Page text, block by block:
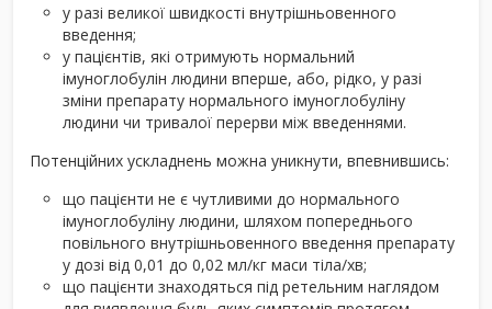
у разі великої швидкості внутрішньовенного
введення;
у пацієнтів, які отримують нормальний
імуноглобулін людини вперше, або, рідко, у разі
зміни препарату нормального імуноглобуліну
людини чи тривалої перерви між введеннями.
Потенційних ускладнень можна уникнути, впевнившись:
що пацієнти не є чутливими до нормального
імуноглобуліну людини, шляхом попереднього
повільного внутрішньовенного введення препарату
у дозі від 0,01 до 0,02 мл/кг маси тіла/хв;
що пацієнти знаходяться під ретельним наглядом